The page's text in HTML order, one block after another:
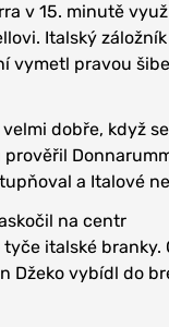
v 15. minutě
Italský
vymetl pravou
dobře, když
a Italové
na centr
italské branky.
Džeko vybídl do